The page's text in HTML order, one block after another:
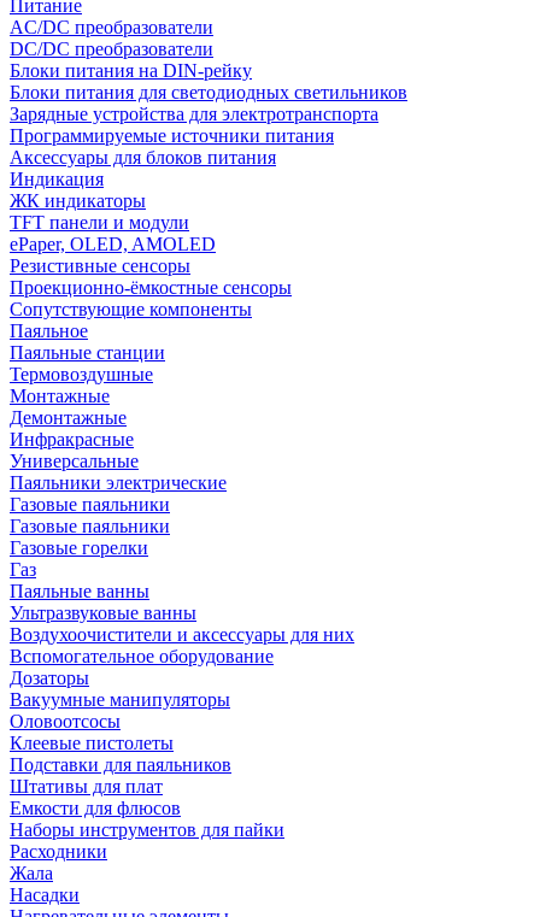
Питание
AC/DC преобразователи
DC/DC преобразователи
Блоки питания на DIN-рейку
Блоки питания для светодиодных светильников
Зарядные устройства для электротранспорта
Программируемые источники питания
Аксессуары для блоков питания
Индикация
ЖК индикаторы
TFT панели и модули
ePaper, OLED, AMOLED
Резистивные сенсоры
Проекционно-ёмкостные сенсоры
Сопутствующие компоненты
Паяльное
Паяльные станции
Термовоздушные
Монтажные
Демонтажные
Инфракрасные
Универсальные
Паяльники электрические
Газовые паяльники
Газовые паяльники
Газовые горелки
Газ
Паяльные ванны
Ультразвуковые ванны
Воздухоочистители и аксессуары для них
Вспомогательное оборудование
Дозаторы
Вакуумные манипуляторы
Оловоотсосы
Клеевые пистолеты
Подставки для паяльников
Штативы для плат
Емкости для флюсов
Наборы инструментов для пайки
Расходники
Жала
Насадки